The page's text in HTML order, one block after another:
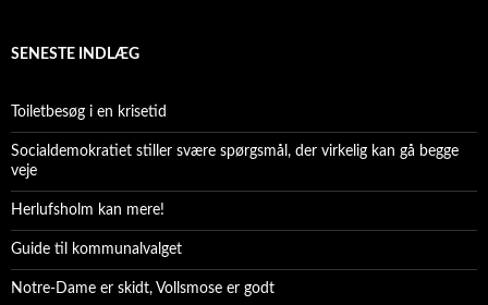
SENESTE INDLÆG
Toiletbesøg i en krisetid
Socialdemokratiet stiller svære spørgsmål, der virkelig kan gå begge
veje
Herlufsholm kan mere!
Guide til kommunalvalget
Notre-Dame er skidt, Vollsmose er godt